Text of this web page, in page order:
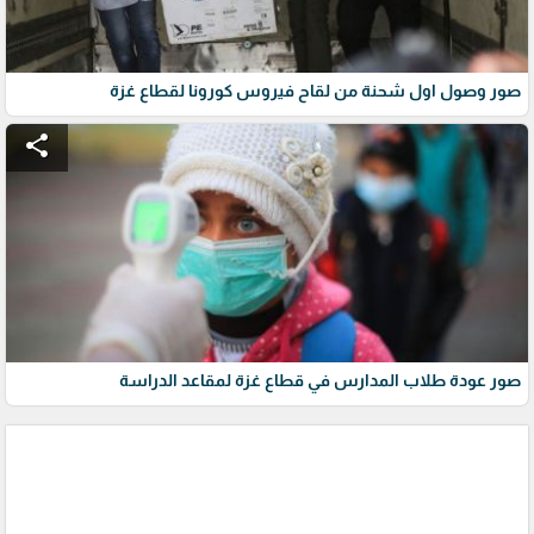
صور وصول اول شحنة من لقاح فيروس كورونا لقطاع غزة
share
صور عودة طلاب المدارس في قطاع غزة لمقاعد الدراسة